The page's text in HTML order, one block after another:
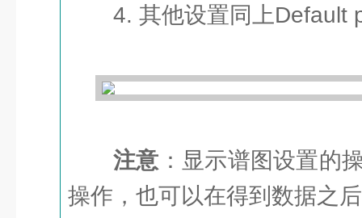
4. 其他设置同上Default
注意 ：显示谱图设置的
操作，也可以在得到数据之